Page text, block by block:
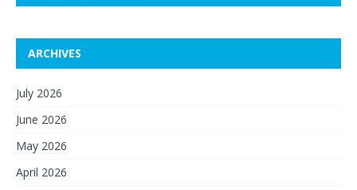
ARCHIVES
July 2026
June 2026
May 2026
April 2026